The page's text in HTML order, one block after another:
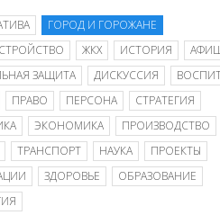
ГОРОД И ГОРОЖАНЕ
ЖКХ ИСТОРИЯ
ЗАЩИТА
ДИСКУССИЯ
ПРАВО ПЕРСОНА
СТРАТЕГИЯ
ЭКОНОМИКА
ПРОИЗВОДСТВО
ТРАНСПОРТ НАУКА
ПРОЕКТЫ
ЗДОРОВЬЕ
ОБРАЗОВАНИЕ